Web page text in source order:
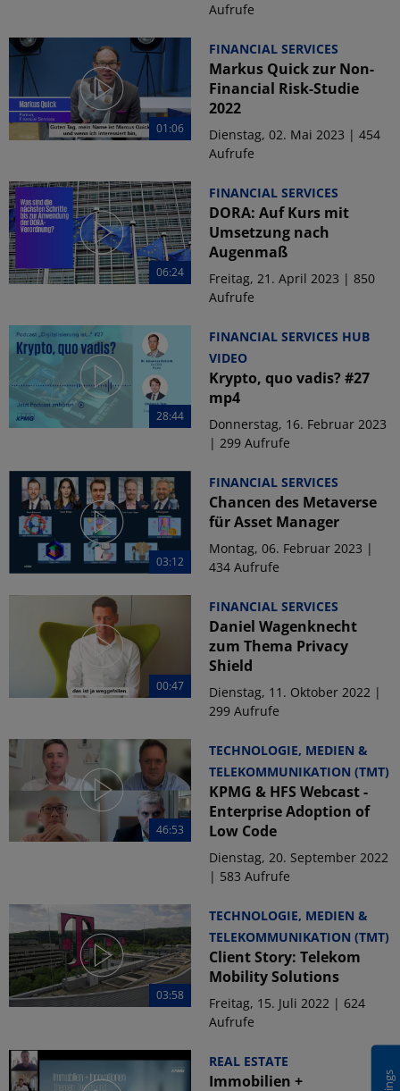
Aufrufe
01:06
FINANCIAL SERVICES
Markus Quick zur Non-
Financial Risk-Studie
2022
Dienstag, 02. Mai 2023 | 454
Aufrufe
06:24
FINANCIAL SERVICES
DORA: Auf Kurs mit
Umsetzung nach
Augenmaß
Freitag, 21. April 2023 | 850
Aufrufe
28:44
FINANCIAL SERVICES HUB
VIDEO
Krypto, quo vadis? #27
mp4
Donnerstag, 16. Februar 2023
| 299 Aufrufe
03:12
FINANCIAL SERVICES
Chancen des Metaverse
für Asset Manager
Montag, 06. Februar 2023 |
434 Aufrufe
00:47
FINANCIAL SERVICES
Daniel Wagenknecht
zum Thema Privacy
Shield
Dienstag, 11. Oktober 2022 |
299 Aufrufe
46:53
TECHNOLOGIE, MEDIEN &
TELEKOMMUNIKATION (TMT)
KPMG & HFS Webcast -
Enterprise Adoption of
Low Code
Dienstag, 20. September 2022
| 583 Aufrufe
03:58
TECHNOLOGIE, MEDIEN &
TELEKOMMUNIKATION (TMT)
Client Story: Telekom
Mobility Solutions
Freitag, 15. Juli 2022 | 624
Aufrufe
REAL ESTATE
Immobilien +